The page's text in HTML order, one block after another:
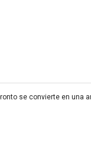
se convierte en una